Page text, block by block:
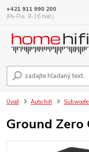
+421 911 990 200
(Po-Pia, 8-16 hod.)
Úvod Auto hifi
Ground Zero